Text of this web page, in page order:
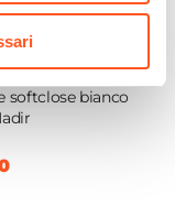
a risparmio idrico
softclose bianco